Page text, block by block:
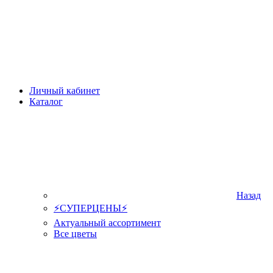
Личный кабинет
Каталог
Назад
⚡СУПЕРЦЕНЫ⚡
Актуальный ассортимент
Все цветы